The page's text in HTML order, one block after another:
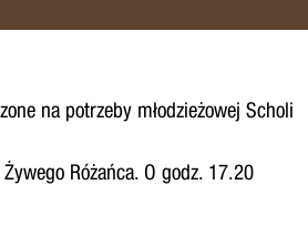
na potrzeby młodzieżowej Scholi
Różańca. O godz. 17.20